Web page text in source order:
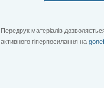
Передрук матеріалів
активного гіперпосилання на